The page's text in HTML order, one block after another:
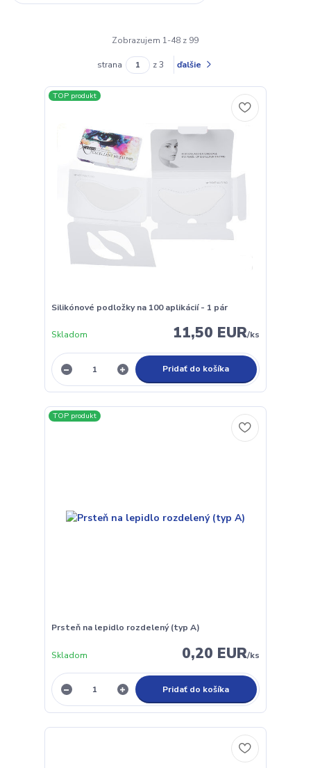
Zobrazujem 1-48 z 99
strana z 3 ďalšie
TOP produkt
Silikónové podložky na 100 aplikácií - 1 pár
11,50 EUR/ks
Skladom
Pridať do košíka
TOP produkt
Prsteň na lepidlo rozdelený (typ A)
0,20 EUR/ks
Skladom
Pridať do košíka